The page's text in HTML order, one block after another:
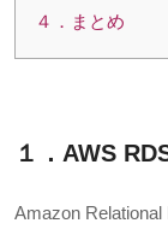
４．まとめ
１．AWS
Amazon Relational